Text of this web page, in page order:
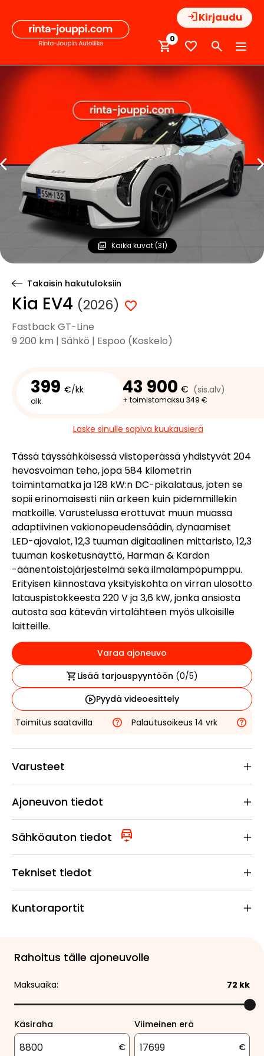
sisältöön
Kirjaudu
0
Kaikki kuvat (31)
Takaisin hakutuloksiin
Kia EV4 (2026)
Fastback GT-Line
9 200 km | Sähkö | Espoo (Koskelo)
399 €/kk
alk.
43 900 € (sis.alv)
+ toimistomaksu 349 €
Laske sinulle sopiva kuukausierä
Tässä täyssähköisessä viistoperässä yhdistyvät 204
hevosvoiman teho, jopa 584 kilometrin
toimintamatka ja 128 kW:n DC-pikalataus, joten se
sopii erinomaisesti niin arkeen kuin pidemmillekin
matkoille. Varustelussa erottuvat muun muassa
adaptiivinen vakionopeudensäädin, dynaamiset
LED-ajovalot, 12,3 tuuman digitaalinen mittaristo, 12,3
tuuman kosketusnäyttö, Harman & Kardon
-äänentoistojärjestelmä sekä ilmalämpöpumppu.
Erityisen kiinnostava yksityiskohta on virran ulosotto
latauspistokkeesta 220 V ja 3,6 kW, jonka ansiosta
autosta saa kätevän virtalähteen myös ulkoisille
laitteille.
Varaa ajoneuvo
Lisää tarjouspyyntöön (0/5)
Pyydä videoesittely
Toimitus saatavilla
Palautusoikeus 14 vrk
Varusteet
Ajoneuvon tiedot
Sähköauton tiedot
Tekniset tiedot
Kuntoraportit
Rahoitus tälle ajoneuvolle
Maksuaika: 72 kk
Käsiraha
€
Viimeinen erä
€